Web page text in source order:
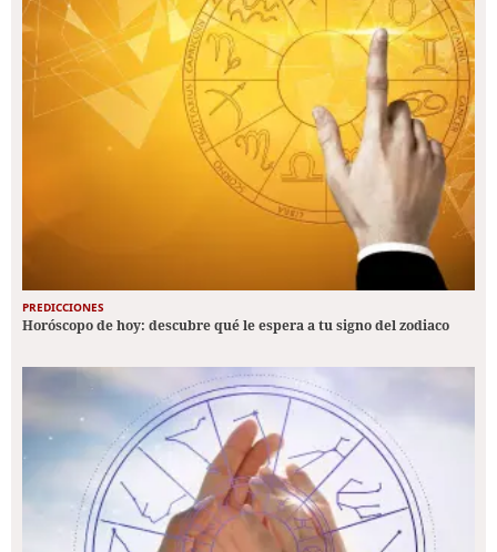
PREDICCIONES
Horóscopo de hoy: descubre qué le espera a tu signo del zodiaco